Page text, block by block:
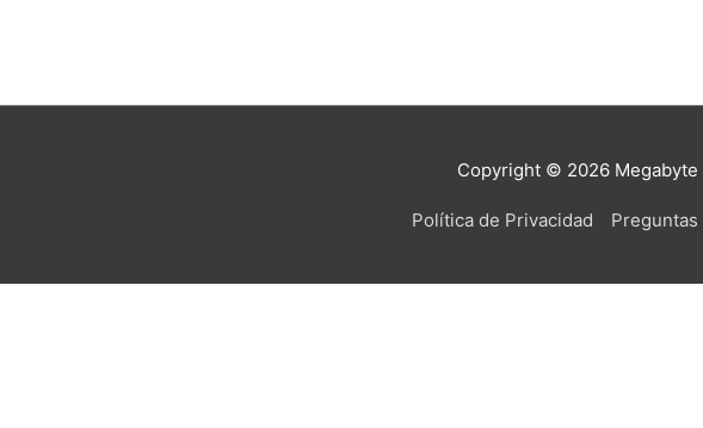
Copyright © 2026 Megabyte
Política de Privacidad